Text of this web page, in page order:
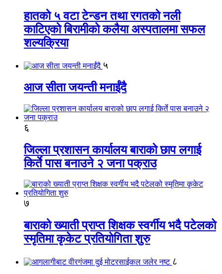
हातको ५ वटा टेन्डन तथा रगतको नली
काटिएको बिरामीको कलैया अस्पतालमा सफल
शल्यक्रिया
५
आज सीता जयन्ती मनाईंदै
६
जिल्ला प्रशासन कार्यालय बाराको छाप लगाई
किर्ते पास बनाउने २ जना पक्राउ
७
बाराको ख्याती प्राप्त शिक्षक स्वर्गीय भदै पटेलको
स्मृतिमा कृकेट प्रतियोगिता शुरु
८